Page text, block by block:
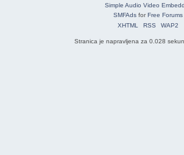
Simple Audio Video
SMFAdsfor Free Forums
XHTML
RSS WAP2
Stranica je napravljena za 0.028